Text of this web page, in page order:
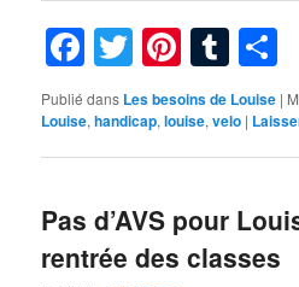
Facebook
Twitter
Publié dans Les besoins de Louise |
Louise,handicap,louise,velo |
Pas d’AVS pour
rentrée des classes